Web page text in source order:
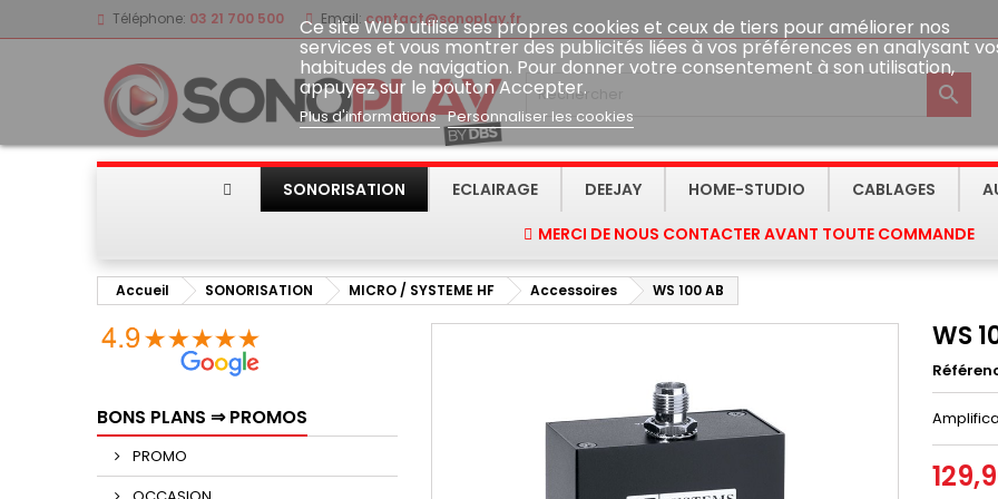
Téléphone: 03 21 700 500 Email: contact@sonoplay.fr

Ce site Web utilise ses propres cookies et ceux de tiers pour améliorer nos
services et vous montrer des publicités liées à vos préférences en analysant
habitudes de navigation. Pour donner votre consentement à son utilisation,
appuyez sur le bouton Accepter.
Plus d'informations Personnaliser les cookies
SONORISATION ECLAIRAGE DEEJAY HOME-STUDIO CABLAGES
MERCI DE NOUS CONTACTER AVANT TOUTE COMMANDE
Accueil SONORISATION MICRO / SYSTEME HF Accessoires WS 100 AB
BONS PLANS ⇒ PROMOS
PROMO
WS